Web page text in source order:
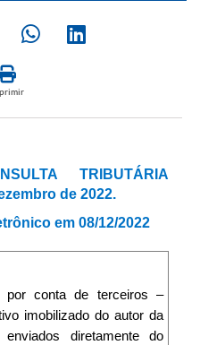
TRIBUTÁRIA
de 2022.
em 08/12/2022
por conta de terceiros –
imobilizado do autor da
diretamente do